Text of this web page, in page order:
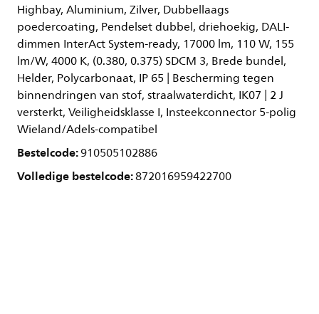
Highbay, Aluminium, Zilver, Dubbellaags
poedercoating, Pendelset dubbel, driehoekig, DALI-
dimmen InterAct System-ready, 17000 lm, 110 W, 155
lm/W, 4000 K, (0.380, 0.375) SDCM 3, Brede bundel,
Helder, Polycarbonaat, IP 65 | Bescherming tegen
binnendringen van stof, straalwaterdicht, IK07 | 2 J
versterkt, Veiligheidsklasse I, Insteekconnector 5-polig
Wieland/Adels-compatibel
Bestelcode:910505102886
Volledige bestelcode:872016959422700